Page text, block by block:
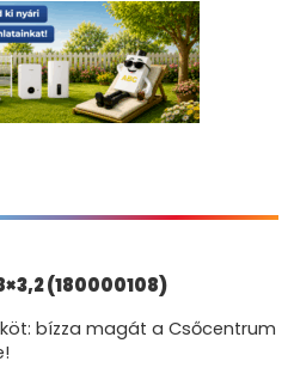
(180000108)
bízza magát a Csőcentrum